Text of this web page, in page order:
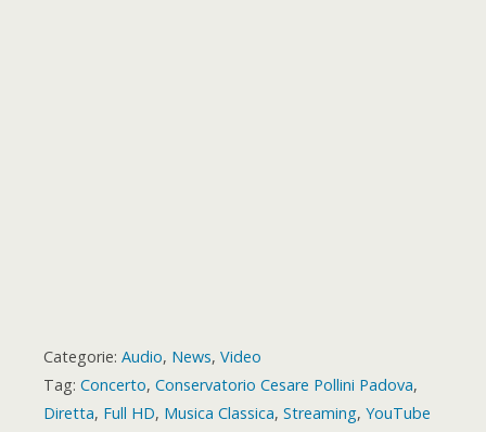
Categorie: Audio, News, Video
Tag: Concerto, Conservatorio Cesare Pollini Padova,
Diretta, Full HD, Musica Classica, Streaming, YouTube